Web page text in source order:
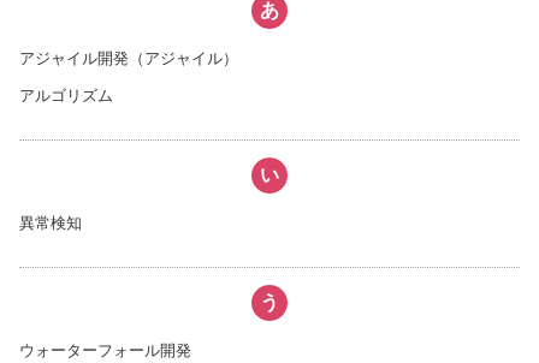
あ
アジャイル開発（アジャイル）
アルゴリズム
い
異常検知
う
ウォーターフォール開発